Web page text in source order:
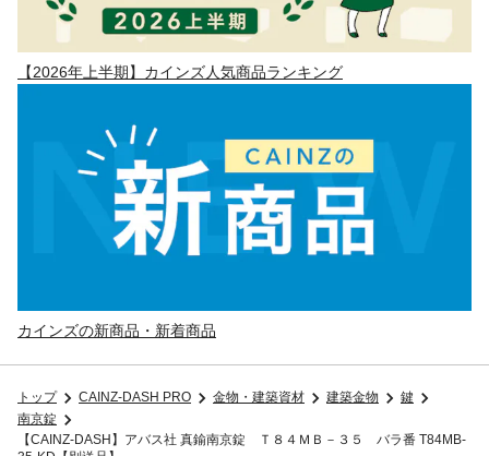
【2026年上半期】カインズ人気商品ランキング
カインズの新商品・新着商品
トップ CAINZ-DASH PRO 金物・建築資材 建築金物
鍵
南京錠
【CAINZ-DASH】アバス社 真鍮南京錠 Ｔ８４ＭＢ－３５ バラ番 T84MB-